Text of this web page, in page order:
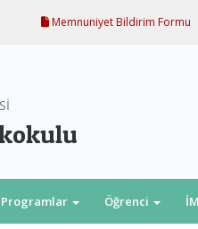
Memnuniyet Bildirim Formu
Programlar Öğrenci